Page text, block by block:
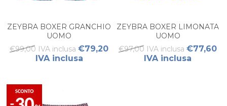
ZEYBRA BOXER GRANCHIO
UOMO
€99,00 IVA inclusa €79,20
IVA inclusa
ZEYBRA BOXER LIMONATA
UOMO
€97,00 IVA inclusa €77,60
IVA inclusa